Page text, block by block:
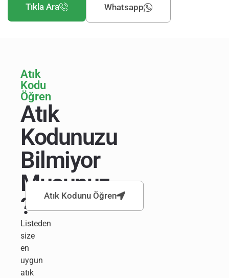
Tıkla Ara Whatsapp
Atık
Kodu
Öğren
Atık
Kodunuzu
Bilmiyor
Musunuz
?
Listeden
size
en
uygun
atık
Atık Kodunu Öğren